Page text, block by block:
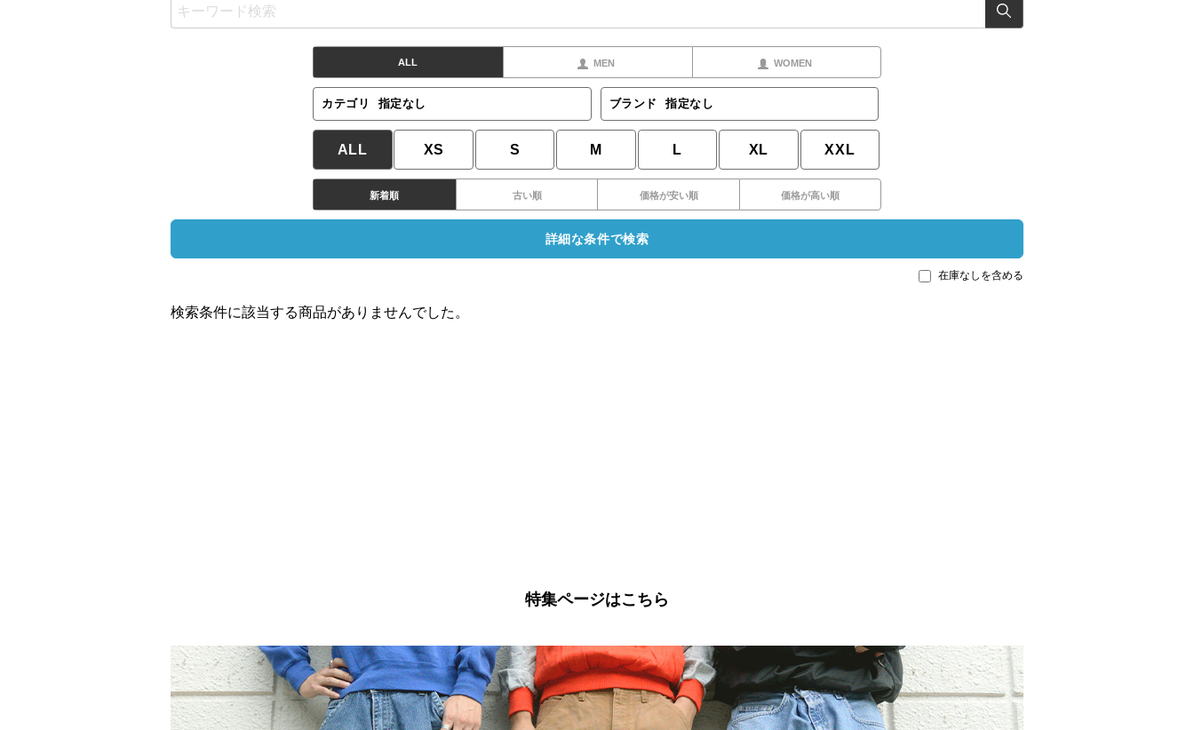
ALL MEN WOMEN
カテゴリ 指定なし ブランド 指定なし
ALL XS S M L XL XXL
新着順 古い順 価格が安い順 価格が高い順
詳細な条件で検索
在庫なしを含める
検索条件に該当する商品がありませんでした。
特集ページはこちら